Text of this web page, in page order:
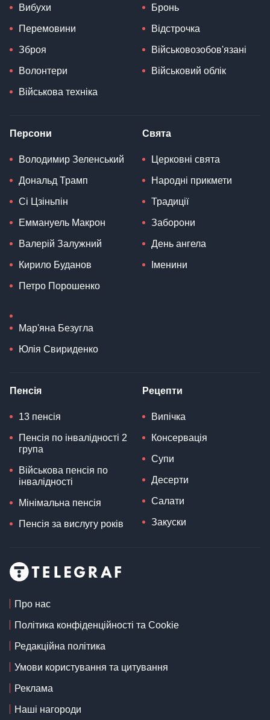
Вибухи
Перемовини
Зброя
Волонтери
Військова техніка
Бронь
Відстрочка
Військовозобов'язані
Військовий облік
Персони
Володимир Зеленський
Дональд Трамп
Сі Цзіньпін
Еммануель Макрон
Валерій Залужний
Кирило Буданов
Петро Порошенко
Мар'яна Безугла
Юлія Свириденко
Свята
Церковні свята
Народні прикмети
Традиції
Заборони
День ангела
Іменини
Пенсія
13 пенсія
Пенсія по інвалідності 2
група
Військова пенсія по
інвалідності
Мінімальна пенсія
Пенсія за вислугу років
Рецепти
Випічка
Консервація
Супи
Десерти
Салати
Закуски
Про нас
Політика конфіденційності та Cookie
Редакційна політика
Умови користування та цитування
Реклама
Наші нагороди